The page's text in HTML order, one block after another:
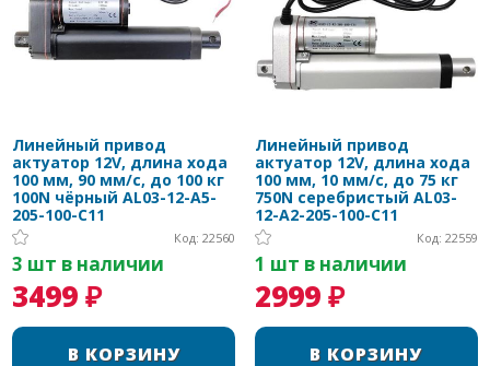
Линейный привод
актуатор 12V, длина хода
100 мм, 90 мм/с, до 100 кг
100N чёрный AL03-12-A5-
205-100-C11
Код: 22560
3 шт в наличии
3499 ₽
Линейный привод
актуатор 12V, длина хода
100 мм, 10 мм/с, до 75 кг
750N серебристый AL03-
12-A2-205-100-C11
Код: 22559
1 шт в наличии
2999 ₽